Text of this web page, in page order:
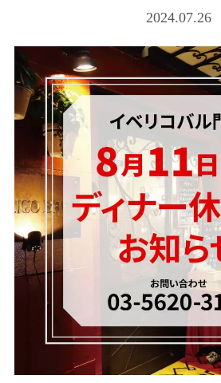
2024.07.26